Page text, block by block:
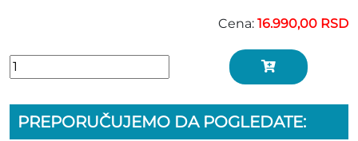
Cena: 16.990,00 RSD
PREPORUČUJEMO DA POGLEDATE: